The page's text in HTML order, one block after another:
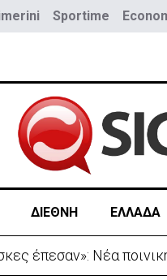
Sportime
ΔΙΕΘΝΗ ΕΛΛΑΔΑ
Σάντσεθ-Μελόνι